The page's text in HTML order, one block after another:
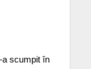
a scumpit în